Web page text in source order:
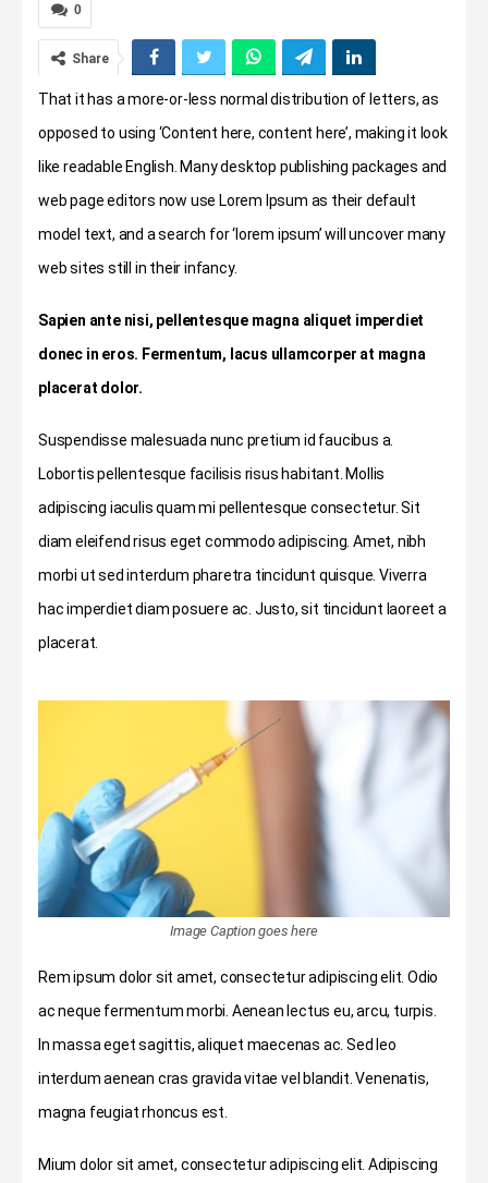
0
Share
That it has a more-or-less normal distribution of letters, as
opposed to using ‘Content here, content here’, making it look
like readable English. Many desktop publishing packages and
web page editors now use Lorem Ipsum as their default
model text, and a search for ‘lorem ipsum’ will uncover many
web sites still in their infancy.
Sapien ante nisi, pellentesque magna aliquet imperdiet
donec in eros. Fermentum, lacus ullamcorper at magna
placerat dolor.
Suspendisse malesuada nunc pretium id faucibus a.
Lobortis pellentesque facilisis risus habitant. Mollis
adipiscing iaculis quam mi pellentesque consectetur. Sit
diam eleifend risus eget commodo adipiscing. Amet, nibh
morbi ut sed interdum pharetra tincidunt quisque. Viverra
hac imperdiet diam posuere ac. Justo, sit tincidunt laoreet a
placerat.
Image Caption goes here
Rem ipsum dolor sit amet, consectetur adipiscing elit. Odio
ac neque fermentum morbi. Aenean lectus eu, arcu, turpis.
In massa eget sagittis, aliquet maecenas ac. Sed leo
interdum aenean cras gravida vitae vel blandit. Venenatis,
magna feugiat rhoncus est.
Mium dolor sit amet, consectetur adipiscing elit. Adipiscing